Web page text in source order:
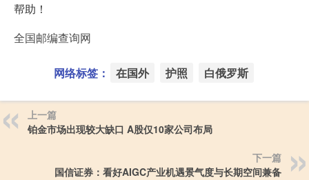
帮助！
全国邮编查询网
网络标签： 在国外 护照 白俄罗斯
上一篇
铂金市场出现较大缺口 A股仅10家公司布局
下一篇
国信证券：看好AIGC产业机遇景气度与长期空间兼备